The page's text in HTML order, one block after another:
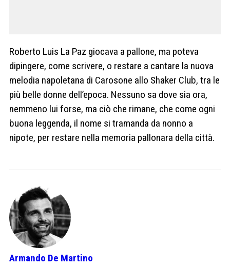
Roberto Luis La Paz giocava a pallone, ma poteva
dipingere, come scrivere, o restare a cantare la nuova
melodia napoletana di Carosone allo Shaker Club, tra le
più belle donne dell’epoca. Nessuno sa dove sia ora,
nemmeno lui forse, ma ciò che rimane, che come ogni
buona leggenda, il nome si tramanda da nonno a
nipote, per restare nella memoria pallonara della città.
Armando De Martino